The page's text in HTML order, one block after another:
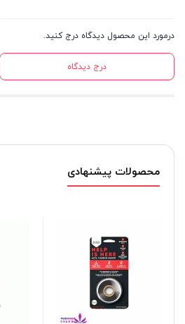
درمورد این محصول دیدگاه درج کنید.
درج دیدگاه
محصولات پیشنهادی